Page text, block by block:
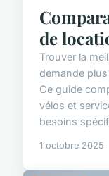
de
Trouver la
demande
Ce guide
vélos et
besoins
1 octobre 2025